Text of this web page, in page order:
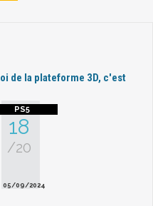
de la plateforme 3D, c'est
18
/20
05/09/2024